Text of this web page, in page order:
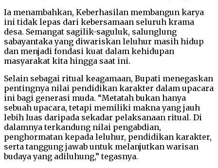
Ia menambahkan, Keberhasilan membangun karya
ini tidak lepas dari kebersamaan seluruh krama
desa. Semangat sagilik-saguluk, salunglung
sabayantaka yang diwariskan leluhur masih hidup
dan menjadi fondasi kuat dalam kehidupan
masyarakat kita hingga saat ini.
Selain sebagai ritual keagamaan, Bupati menegaskan
pentingnya nilai pendidikan karakter dalam upacara
ini bagi generasi muda. “Metatah bukan hanya
sebuah upacara, tetapi memiliki makna yang jauh
lebih luas daripada sekadar pelaksanaan ritual. Di
dalamnya terkandung nilai pengabdian,
penghormatan kepada leluhur, pendidikan karakter,
serta tanggung jawab untuk melanjutkan warisan
budaya yang adiluhung,” tegasnya.